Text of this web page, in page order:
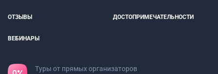
ОТЗЫВЫ ДОСТОПРИМЕЧАТЕЛЬНОСТИ
ВЕБИНАРЫ
Туры от прямых организаторов